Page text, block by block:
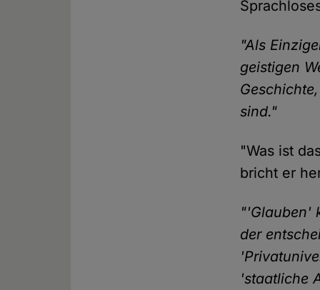
"Als
geistigen
sind."
"Was ist
bricht er
"'Glauben'
der
'staatliche